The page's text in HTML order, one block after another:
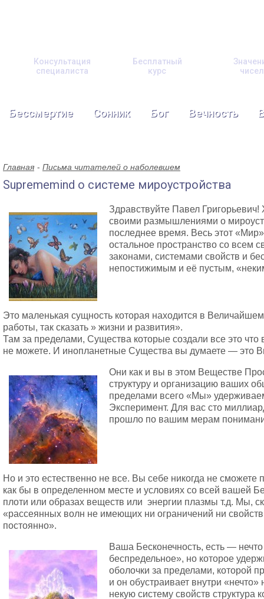
Консультация
специалиста
Бесплатный
курс
чисел
Бессмертие Сонник Бог Вечность
Главная Письма читателей о наболевшем
Suprememind о системе мироустройства
Здравствуйте Павел
своими размышлениями о
последнее время. Весь этот
остальное пространство со всем
законами, системами свойств и
непостижимым и её пустым,
Это маленькая сущность которая находится в
работы, так сказать » жизни и развития».
Там за пределами, Существа которые создали все это
не можете. И инопланетные Существа вы думаете — это
Они как и вы в этом Веществе
структуру и организацию ваших
пределами всего «Мы»
Эксперимент. Для вас сто
прошло по вашим мерам
Но и это естественно не все. Вы себе никогда не сможете
как бы в определенном месте и условиях со всей вашей
плоти или образах веществ или энергии плазмы т.д. Мы,
«рассеянных волн не имеющих ни ограничений ни
постоянно».
Ваша Бесконечность, есть —
беспредельное», но которое
оболочки за пределами, которой
и он обустраивает внутри
некую систему свойств структура